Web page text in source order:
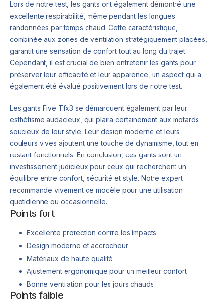
Lors de notre test, les gants ont également démontré une
excellente respirabilité, même pendant les longues
randonnées par temps chaud. Cette caractéristique,
combinée aux zones de ventilation stratégiquement placées,
garantit une sensation de confort tout au long du trajet.
Cependant, il est crucial de bien entretenir les gants pour
préserver leur efficacité et leur apparence, un aspect qui a
également été évalué positivement lors de notre test.
Les gants Five Tfx3 se démarquent également par leur
esthétisme audacieux, qui plaira certainement aux motards
soucieux de leur style. Leur design moderne et leurs
couleurs vives ajoutent une touche de dynamisme, tout en
restant fonctionnels. En conclusion, ces gants sont un
investissement judicieux pour ceux qui recherchent un
équilibre entre confort, sécurité et style. Notre expert
recommande vivement ce modèle pour une utilisation
quotidienne ou occasionnelle.
Points fort
Excellente protection contre les impacts
Design moderne et accrocheur
Matériaux de haute qualité
Ajustement ergonomique pour un meilleur confort
Bonne ventilation pour les jours chauds
Points faible